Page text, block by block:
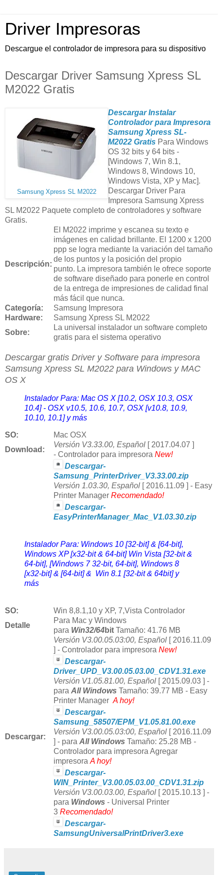
Driver Impresoras
Descargue el controlador de impresora para su dispositivo
Descargar Driver Samsung Xpress SL
M2022 Gratis
Samsung Xpress SL M2022
Descargar Instalar
Controlador para Impresora
Samsung Xpress SL-
M2022 Gratis Para Windows
OS 32 bits y 64 bits -
[Windows 7, Win 8.1,
Windows 8, Windows 10,
Windows Vista, XP y Mac].
Descargar Driver Para
Impresora Samsung Xpress
SL M2022 Paquete completo de controladores y software
Gratis.
Descripción:
El M2022 imprime y escanea su texto e
imágenes en calidad brillante. El 1200 x 1200
ppp se logra mediante la variación del tamaño
de los puntos y la posición del propio
punto. La impresora también le ofrece soporte
de software diseñado para ponerle en control
de la entrega de impresiones de calidad final
más fácil que nunca.
Categoría:
Samsung Impresora
Hardware:
Samsung Xpress SL M2022
Sobre:
La universal instalador un software completo
gratis para el sistema operativo
Descargar gratis Driver y Software para impresora
Samsung Xpress SL M2022 para Windows y MAC
OS X
Instalador Para: Mac OS X [10.2, OSX 10.3, OSX
10.4] - OSX v10.5, 10.6, 10.7, OSX [v10.8, 10.9,
10.10, 10.1] y más
SO:
Mac OSX
Download :
Versión V3.33.00, Español [ 2017.04.07 ]
- Controlador para impresora New!
Descargar-
Samsung_PrinterDriver_V3.33.00.zip
Versión 1.03.30, Español [ 2016.11.09 ] - Easy
Printer Manager Recomendado!
Descargar-
EasyPrinterManager_Mac_V1.03.30.zip
Instalador Para: Windows 10 [32-bit] & [64-bit],
Windows XP [x32-bit & 64-bit] Win Vista [32-bit &
64-bit], [Windows 7 32-bit, 64-bit], Windows 8
[x32-bit] & [64-bit] & Win 8.1 [32-bit & 64bit] y
más
SO: Win 8,8.1,10 y XP, 7,Vista Controlador
Detalle
Para Mac y Windows
para Win32/64bit Tamaño: 41.76 MB
Descargar:
Versión V3.00.05.03:00, Español [ 2016.11.09
] - Controlador para impresora New!
Descargar-
Driver_UPD_V3.00.05.03.00_CDV1.31.exe
Versión V1.05.81.00, Español [ 2015.09.03 ] -
para All Windows Tamaño: 39.77 MB - Easy
Printer Manager A hoy!
Descargar-
Samsung_58507/EPM_V1.05.81.00.exe
Versión V3.00.05.03:00, Español [ 2016.11.09
] - para All Windows Tamaño: 25.28 MB -
Controlador para impresora Agregar
impresora A hoy!
Descargar-
WIN_Printer_V3.00.05.03.00_CDV1.31.zip
Versión V3.00.03.00, Español [ 2015.10.13 ] -
para Windows - Universal Printer
3 Recomendado!
Descargar-
SamsungUniversalPrintDriver3.exe